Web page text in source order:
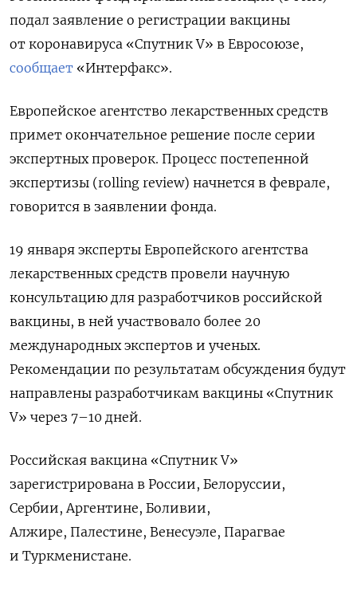
подал заявление о регистрации вакцины
от коронавируса «Спутник V» в Евросоюзе,
сообщает «Интерфакс».
Европейское агентство лекарственных средств
примет окончательное решение после серии
экспертных проверок. Процесс постепенной
экспертизы (rolling review) начнется в феврале,
говорится в заявлении фонда.
19 января эксперты Европейского агентства
лекарственных средств провели научную
консультацию для разработчиков российской
вакцины, в ней участвовало более 20
международных экспертов и ученых.
Рекомендации по результатам обсуждения будут
направлены разработчикам вакцины «Спутник
V» через 7–10 дней.
Российская вакцина «Спутник V»
зарегистрирована в России, Белоруссии,
Сербии, Аргентине, Боливии,
Алжире, Палестине, Венесуэле, Парагвае
и Туркменистане.